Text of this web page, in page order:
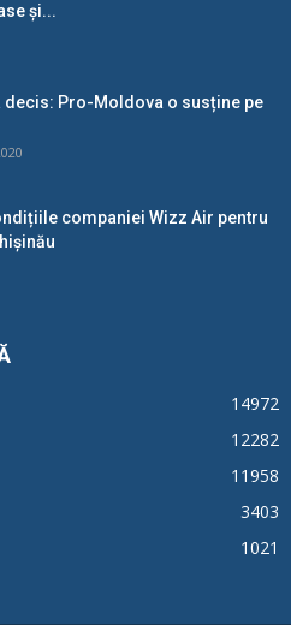
și...
decis: Pro-Moldova o susține pe
companiei Wizz Air pentru
14972
12282
11958
3403
1021